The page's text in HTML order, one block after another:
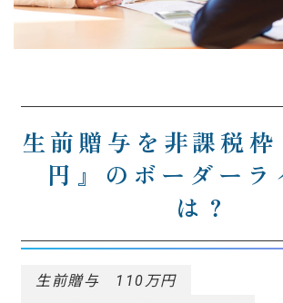
生前贈与を非課税
円』のボーダーラ
は？
生前贈与 110万円